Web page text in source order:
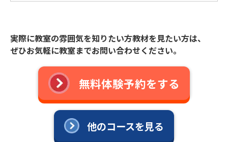
実際に教室の雰囲気を知りたい方教材を見たい方は、
ぜひお気軽に教室までお問い合わせください。
無料体験予約をする
他のコースを見る